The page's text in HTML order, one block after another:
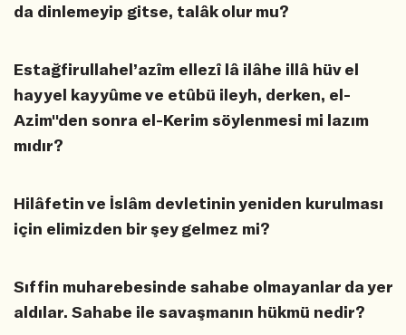
da dinlemeyip gitse, talâk olur mu?
Estağfirullahel’azîm ellezî lâ ilâhe illâ hüv el
hayyel kayyûme ve etûbü ileyh, derken, el-
Azim''den sonra el-Kerim söylenmesi mi lazım
mıdır?
Hilâfetin ve İslâm devletinin yeniden kurulması
için elimizden bir şey gelmez mi?
Sıffin muharebesinde sahabe olmayanlar da yer
aldılar. Sahabe ile savaşmanın hükmü nedir?